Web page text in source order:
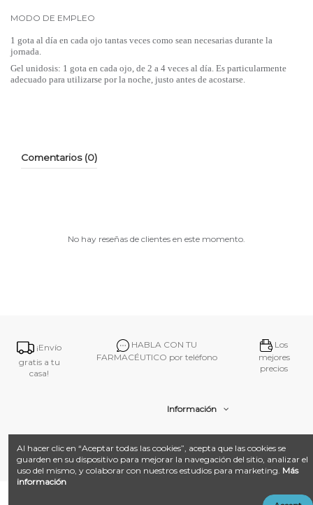
MODO DE EMPLEO
1 gota al día en cada ojo tantas veces como sean necesarias durante la
jornada.
Gel unidosis: 1 gota en cada ojo, de 2 a 4 veces al día. Es particularmente
adecuado para utilizarse por la noche, justo antes de acostarse.
Comentarios (0)
No hay reseñas de clientes en este momento.
¡Envío
gratis a tu
casa!
HABLA CON TU
FARMACÉUTICO por teléfono
Los
mejores
precios
Información
Desarrollado con ❤️ por
Al hacer clic en “Aceptar todas las cookies”, acepta que las cookies se
guarden en su dispositivo para mejorar la navegación del sitio, analizar el
uso del mismo, y colaborar con nuestros estudios para marketing. Más
información